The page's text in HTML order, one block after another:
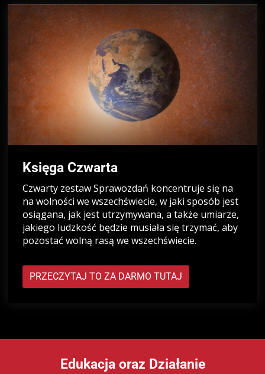
Księga Czwarta
Czwarty zestaw Sprawozdań koncentruje się na
na wolności we wszechświecie, w jaki sposób jest
osiągana, jak jest utrzymywana, a także umiarze,
jakiego ludzkość będzie musiała się trzymać, aby
pozostać wolną rasą we wszechświecie.
PRZECZYTAJ TO ZA DARMO TUTAJ
Edukacja oraz Działanie